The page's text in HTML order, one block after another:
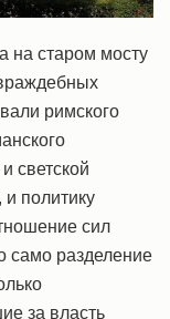
на старом мосту
римского
светской
и политику
сил
само разделение
за власть